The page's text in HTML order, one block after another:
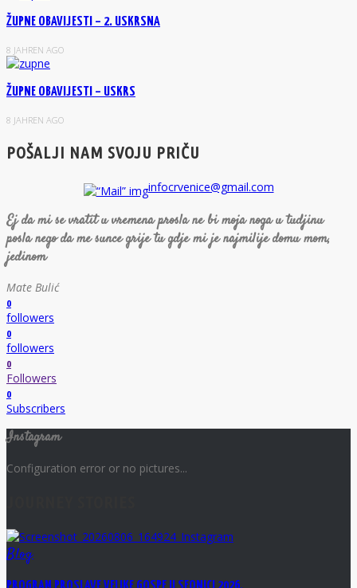
ŽUPNE OBAVIJESTI – 2. USKRSNA
8 JAHREN AGO
ŽUPNE OBAVIJESTI – USKRS
8 JAHREN AGO
POŠALJI NAM SVOJU PRIČU
infocrvenice@gmail.com
Ej da mi se vratit u vremena prosla ne bi moja noga u tudjinu
posla nego da me sunce grije tu gdje mi je najmilije domu mom,
jedinom
Mate Bulić
0
followers
0
followers
0
Followers
0
Subscribers
Instagram
Configuration error or no pictures...
Blog